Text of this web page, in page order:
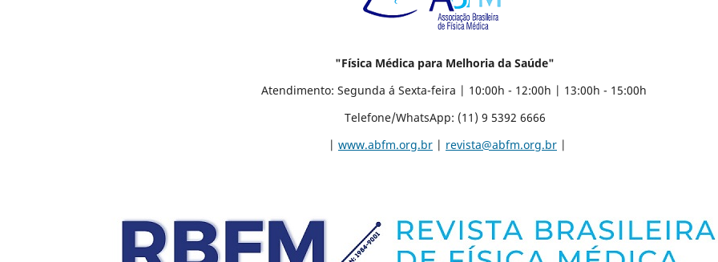
"Física Médica para Melhoria da Saúde"
Atendimento: Segunda á Sexta-feira | 10:00h - 12:00h | 13:00h - 15:00h
Telefone/WhatsApp: (11) 9 5392 6666
| www.abfm.org.br | revista@abfm.org.br |